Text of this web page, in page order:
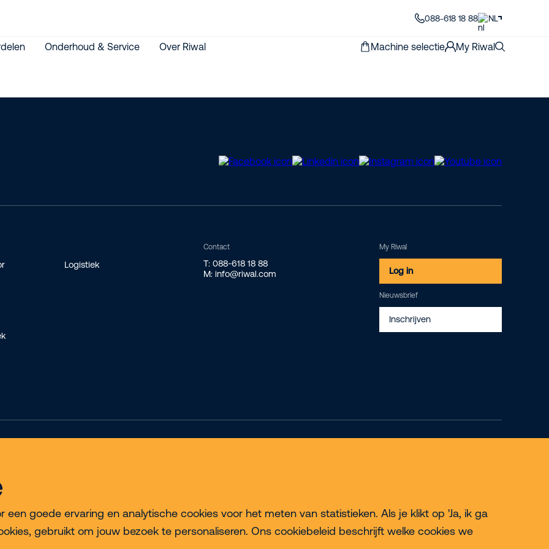
goede ervaring en analytische cookies voor het meten van statistieken. Als je klikt op 'Ja, ik ga
gebruikt om jouw bezoek te personaliseren. Ons cookiebeleid beschrijft welke cookies we
088-618 18 88 NL
Onderhoud & Service Over Riwal Machine selectie My Riwal
Logistiek
Contact
T: 088-618 18 88
M: info@riwal.com
My Riwal
Log in
Nieuwsbrief
Inschrijven